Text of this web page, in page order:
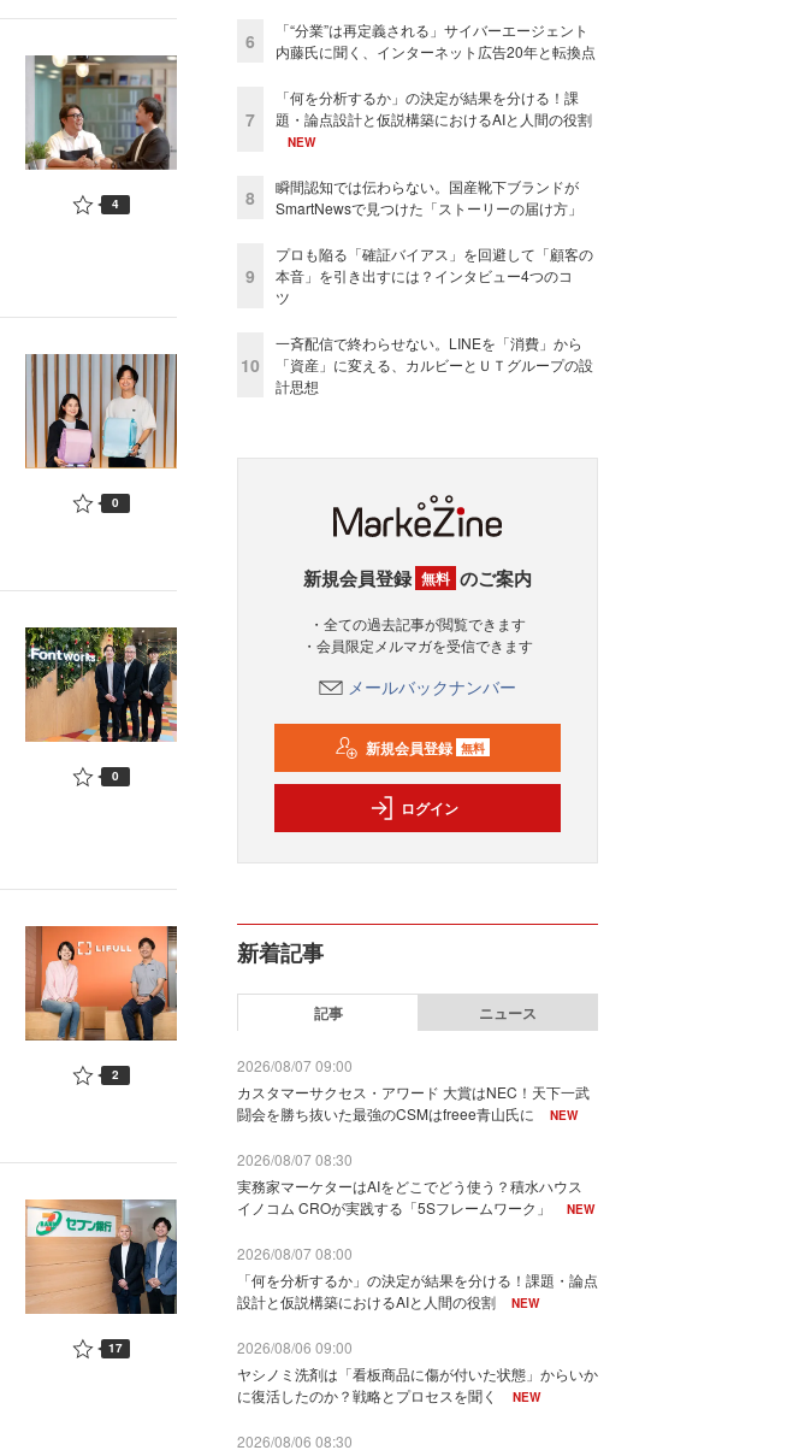
4
0
0
2
17
6
「“分業”は再定義される」サイバーエージェント
内藤氏に聞く、インターネット広告20年と転換点
7
「何を分析するか」の決定が結果を分ける！課
題・論点設計と仮説構築におけるAIと人間の役割
NEW
8
瞬間認知では伝わらない。国産靴下ブランドが
SmartNewsで見つけた「ストーリーの届け方」
9
プロも陥る「確証バイアス」を回避して「顧客の
本音」を引き出すには？インタビュー4つのコ
ツ
10
一斉配信で終わらせない。LINEを「消費」から
「資産」に変える、カルビーとＵＴグループの設
計思想
新規会員登録 無料 のご案内
・全ての過去記事が閲覧できます
・会員限定メルマガを受信できます
メールバックナンバー
新規会員登録 無料
ログイン
新着記事
記事 ニュース
2026/08/07 09:00
カスタマーサクセス・アワード 大賞はNEC！天下一武
闘会を勝ち抜いた最強のCSMはfreee青山氏に
NEW
2026/08/07 08:30
実務家マーケターはAIをどこでどう使う？積水ハウス
イノコム CROが実践する「5Sフレームワーク」
NEW
2026/08/07 08:00
「何を分析するか」の決定が結果を分ける！課題・論点
設計と仮説構築におけるAIと人間の役割
NEW
2026/08/06 09:00
ヤシノミ洗剤は「看板商品に傷が付いた状態」からいか
に復活したのか？戦略とプロセスを聞く
NEW
2026/08/06 08:30